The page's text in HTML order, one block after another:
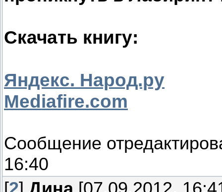
Скачать книгу:
Яндекс. Народ.ру
Мediafire.com
Сообщение
16:40